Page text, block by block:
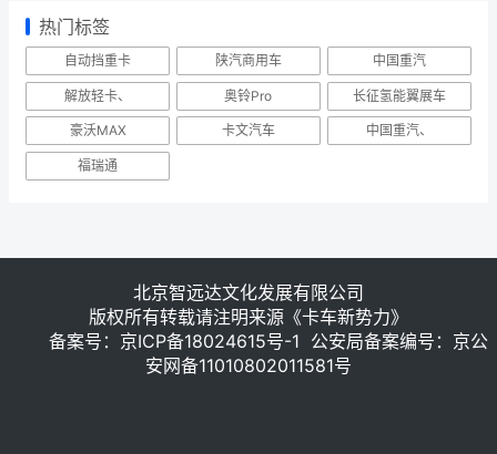
热门标签
自动挡重卡 陕汽商用车 中国重汽
解放轻卡、 奥铃Pro 长征氢能翼展车
豪沃MAX 卡文汽车 中国重汽、
福瑞通
北京智远达文化发展有限公司
版权所有转载请注明来源《卡车新势力》
备案号： 京ICP备18024615号-1 公安局备案编号：京公
安网备11010802011581号